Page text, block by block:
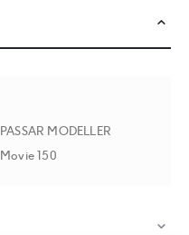
PASSAR MODELLER
Movie 150